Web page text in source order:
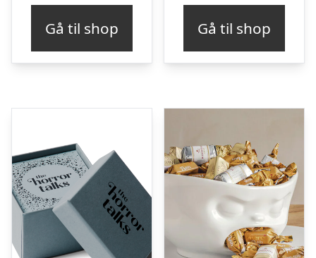
Gå til shop Gå til shop